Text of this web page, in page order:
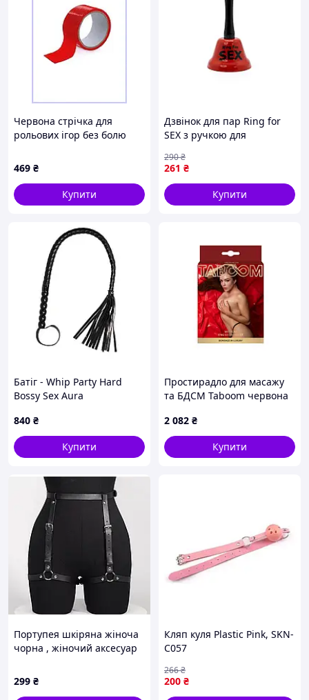
Червона стрічка для
рольових ігор без болю
469 ₴
Купити
Дзвінок для пар Ring for
SEX з ручкою для
Червоний
261 ₴
290₴
Купити
Батіг - Whip Party Hard
Bossy Sex Aura
840 ₴
Купити
Простирадло для масажу
та БДСМ Taboom червона
2 082 ₴
Купити
Портупея шкіряна жіноча
чорна , жіночий аксесуар
портупея на сорочку
299 ₴
Кляп куля Plastic Pink, SKN-
C057
200 ₴
266₴